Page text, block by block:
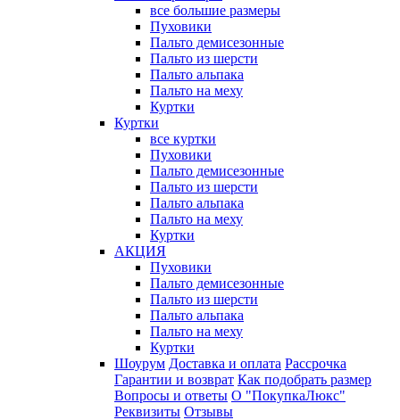
все большие размеры
Пуховики
Пальто демисезонные
Пальто из шерсти
Пальто альпака
Пальто на меху
Куртки
Куртки
все куртки
Пуховики
Пальто демисезонные
Пальто из шерсти
Пальто альпака
Пальто на меху
Куртки
АКЦИЯ
Пуховики
Пальто демисезонные
Пальто из шерсти
Пальто альпака
Пальто на меху
Куртки
Шоурум Доставка и оплата Рассрочка
Гарантии и возврат Как подобрать размер
Вопросы и ответы О "ПокупкаЛюкс"
Реквизиты Отзывы